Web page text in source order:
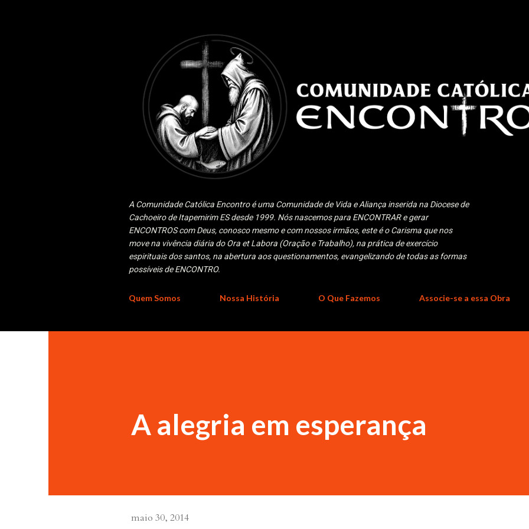
A Comunidade Católica Encontro é uma Comunidade de Vida e Aliança inserida na Diocese de
Cachoeiro de Itapemirim ES desde 1999. Nós nascemos para ENCONTRAR e gerar
ENCONTROS com Deus, conosco mesmo e com nossos irmãos, este é o Carisma que nos
move na vivência diária do Ora et Labora (Oração e Trabalho), na prática de exercício
espirituais dos santos, na abertura aos questionamentos, evangelizando de todas as formas
possíveis de ENCONTRO.
Quem Somos Nossa História O Que Fazemos Associe-se a essa Obra
A alegria em esperança
maio 30, 2014